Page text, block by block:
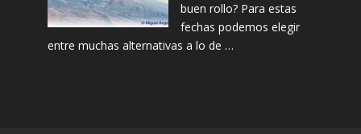
buen rollo? Para estas
fechas podemos elegir
entre muchas alternativas a lo de …